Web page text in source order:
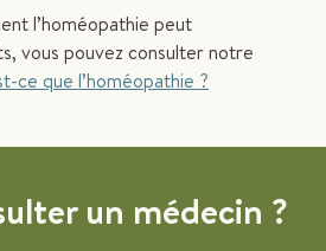
l’homéopathie peut
vous pouvez consulter notre
ce que l’homéopathie ?
un médecin ?